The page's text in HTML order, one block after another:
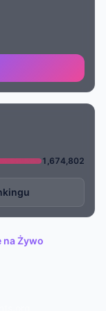
1,674,802
Żywo